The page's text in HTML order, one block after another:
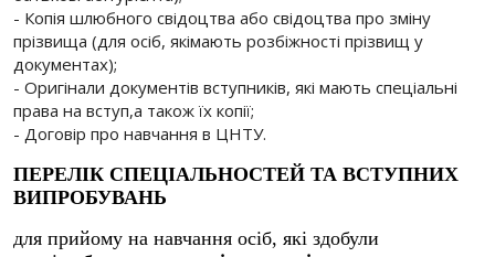
- Копія шлюбного свідоцтва або свідоцтва про зміну
прізвища (для осіб, якімають розбіжності прізвищ у
документах);
- Оригінали документів вступників, які мають спеціальні
права на вступ,а також їх копії;
- Договір про навчання в ЦНТУ.
ПЕРЕЛІК СПЕЦІАЛЬНОСТЕЙ ТА ВСТУПНИХ
ВИПРОБУВАНЬ
для прийому на навчання осіб, які здобули